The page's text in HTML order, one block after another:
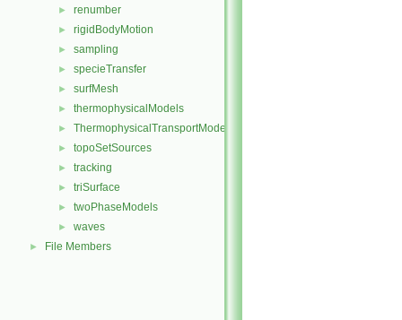
► renumber
► rigidBodyMotion
► sampling
► specieTransfer
► surfMesh
► thermophysicalModels
► ThermophysicalTransportModels
► topoSetSources
► tracking
► triSurface
► twoPhaseModels
► waves
► File Members